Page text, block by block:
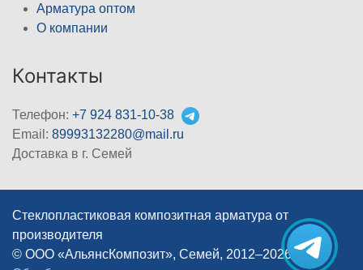
Арматура оптом
О компании
Контакты
Телефон: +7 924 831-10-38
Email: 89993132280@mail.ru
Доставка в г. Семей
Стеклопластиковая композитная арматура от
производителя
© ООО «АльянсКомпозит», Семей, 2012–2026